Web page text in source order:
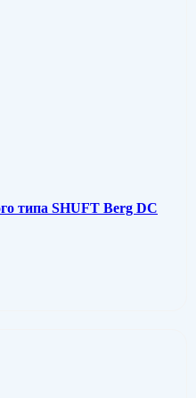
типа SHUFT Berg DC